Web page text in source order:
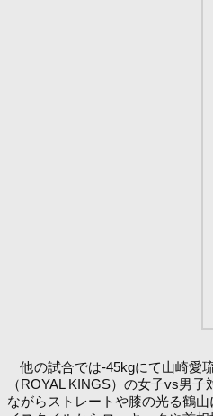
他の試合では-45kgにて山崎愛
（ROYAL KINGS）の女子vs男
ながらストレートや膝の光る鶴